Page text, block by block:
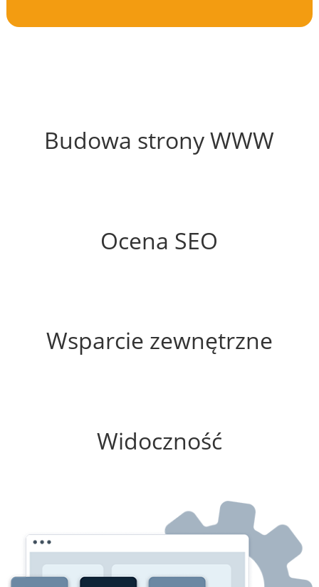
Budowa strony WWW
Ocena SEO
Wsparcie zewnętrzne
Widoczność